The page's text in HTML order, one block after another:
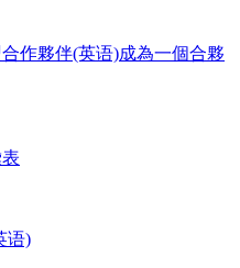
作夥伴(英语)成為一個合夥
语)